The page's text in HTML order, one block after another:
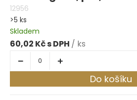
12956
>5 ks
Skladem
60,02 Kč / ks
Do košíku